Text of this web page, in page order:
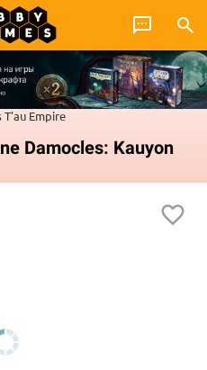
T'au Empire
Damocles: Kauyon